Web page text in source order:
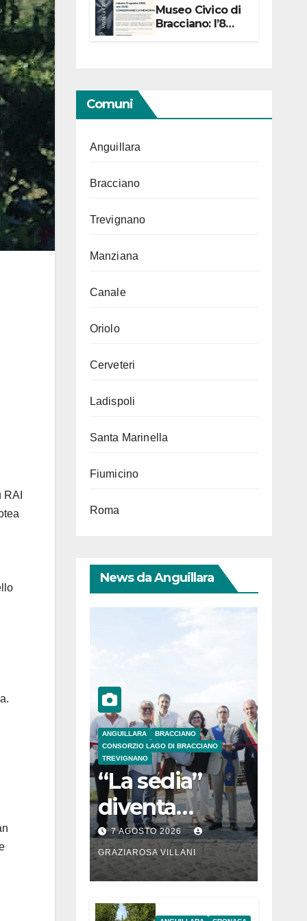
Museo Civico di
Bracciano: l’8
Comuni
Anguillara
Bracciano
Trevignano
Manziana
Canale
Oriolo
Cerveteri
Ladispoli
Santa Marinella
Fiumicino
Roma
News da Anguillara
ANGUILLARA
BRACCIANO
CONSORZIO LAGO DI BRACCIANO
TREVIGNANO
“La sedia”
diventa
Belvedere sul
lago di
Bracciano: ieri
l’inaugurazion
7 AGOSTO 2026
GRAZIAROSA VILLANI